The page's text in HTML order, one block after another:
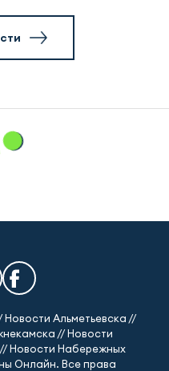
Новости Альметьевска //
// Новости
Новости Набережных
Онлайн. Все права